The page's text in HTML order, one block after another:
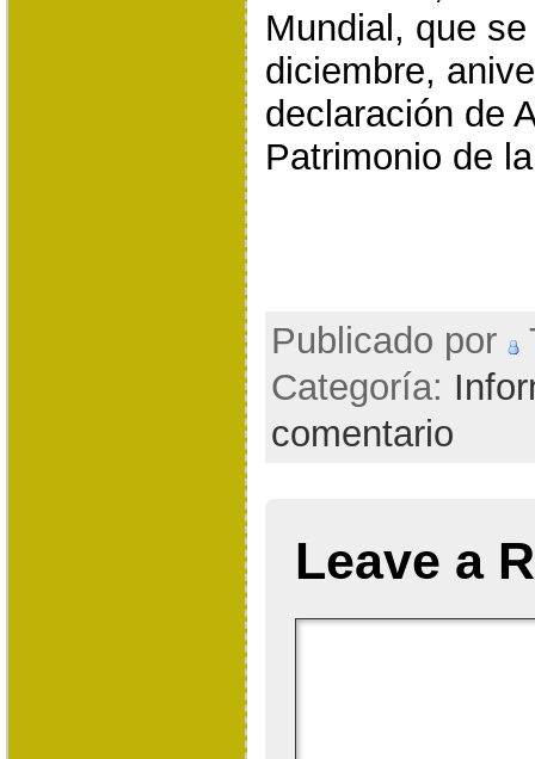
Mundial, que
diciembre,
declaración de
Patrimonio de
Publicado por
Categoría:
comentario
Leave a